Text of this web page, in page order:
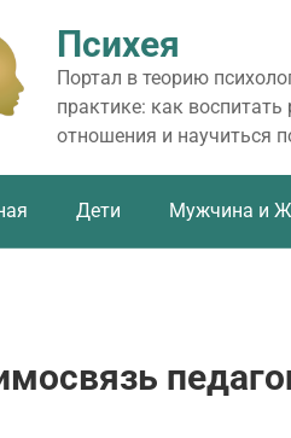
Психея
Портал в теорию
практике: как
отношения и научиться
Дети Мужчина и